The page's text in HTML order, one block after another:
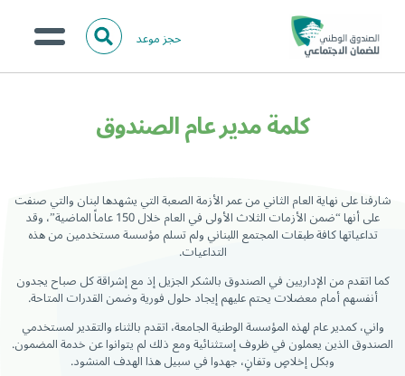
حجز موعد ا
ل
ث
الخدمات الالكترونية
تواصل معنا
البحث
كلمة مدير عام الصندوق
شارفنا على نهاية العام الثاني من عمر الأزمة الصعبة التي يشهدها لبنان والتي صنفت
على أنها “ضمن الأزمات الثلاث الأولى في العام خلال 150 عاماً الماضية”، وقد
تداعياتها كافة طبقات المجتمع اللبناني ولم تسلم مؤسسة مستخدمين من هذه
التداعيات.
كما اتقدم من الإداريين في الصندوق بالشكر الجزيل إذ مع إشراقة كل صباح يجدون
أنفسهم أمام معضلات يحتم عليهم إيجاد حلول فورية وضمن القدرات المتاحة.
واني، كمدير عام لهذه المؤسسة الوطنية الجامعة، اتقدم بالثناء والتقدير لمستخدمي
الصندوق الذين يعملون في ظروف إستثنائية ومع ذلك لم يتوانوا عن خدمة المضمون.
وبكل إخلاصٍ وتفانٍ، جهدوا في سبيل هذا الهدف المنشود.